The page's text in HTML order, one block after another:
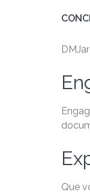
Que